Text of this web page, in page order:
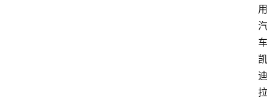
用
汽
车
凯
迪
拉